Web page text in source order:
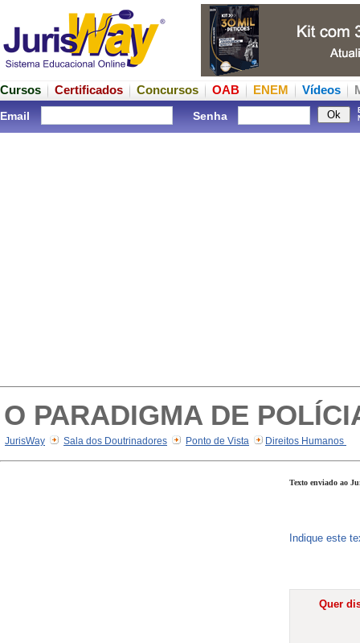
Cursos Certificados Concursos OAB ENEM Vídeos
Email Senha
O PARADIGMA DE
JurisWay Sala dos Doutrinadores Ponto de Vista Direitos Humanos
Texto enviado ao
Indique este
Quer